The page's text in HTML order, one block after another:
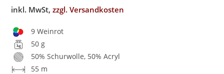
inkl. MwSt,zzgl. Versandkosten
9 Weinrot
50 g
50% Schurwolle, 50% Acryl
55 m